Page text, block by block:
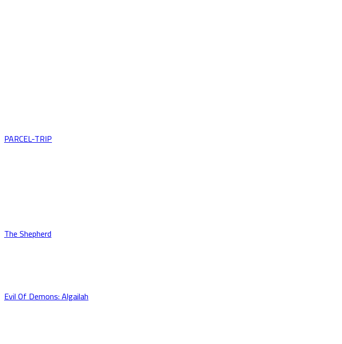
PARCEL-TRIP
The Shepherd
Evil Of Demons: Algailah